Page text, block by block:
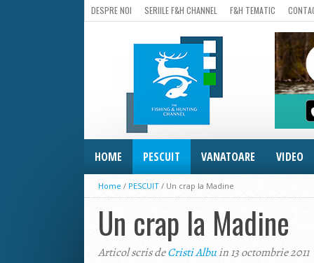
DESPRE NOI SERIILE F&H CHANNEL F&H TEMATIC
HOME PESCUIT VANATOARE VIDEO
Home / PESCUIT / Un crap la Madine
Un crap la Madine
Articol scris deCristi Albuin 13 octombrie 2011